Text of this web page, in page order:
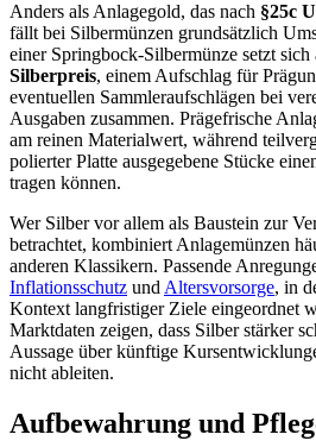
Anders als Anlagegold, das nach §25c
fällt bei Silbermünzen grundsätzlich
einer Springbock-Silbermünze setzt sich
Silberpreis, einem Aufschlag für
eventuellen Sammleraufschlägen bei
Ausgaben zusammen. Prägefrische
am reinen Materialwert, während
polierter Platte ausgegebene Stücke
tragen können.
Wer Silber vor allem als Baustein zur
betrachtet, kombiniert Anlagemünzen
anderen Klassikern. Passende
Inflationsschutz undAltersvorsorge, in
Kontext langfristiger Ziele eingeordnet
Marktdaten zeigen, dass Silber stärker
Aussage über künftige
nicht ableiten.
Aufbewahrung und